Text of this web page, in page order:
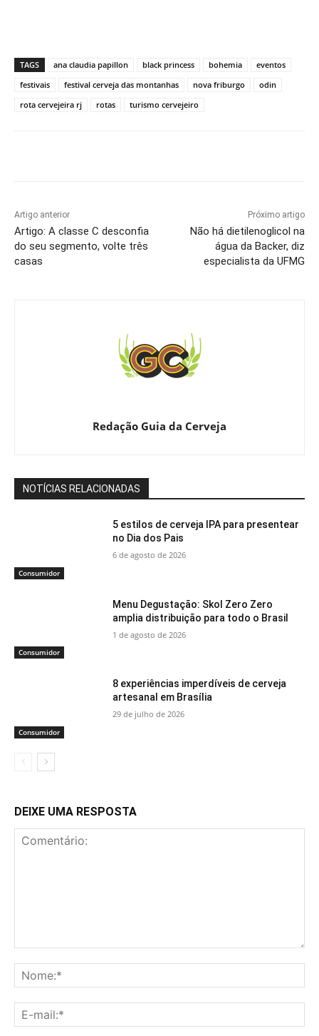
TAGS ana claudia papillon black princess bohemia
eventos
festivais
festival cerveja das montanhas nova friburgo
odin
rota cervejeira rj
rotas turismo cervejeiro
Artigo anterior
Artigo: A classe C desconfia
do seu segmento, volte três
casas
Próximo artigo
Não há dietilenoglicol na
água da Backer, diz
especialista da UFMG
Redação Guia da Cerveja
NOTÍCIAS RELACIONADAS
Consumidor
5 estilos de cerveja IPA para presentear
no Dia dos Pais
6 de agosto de 2026
Consumidor
Menu Degustação: Skol Zero Zero
amplia distribuição para todo o Brasil
1 de agosto de 2026
Consumidor
8 experiências imperdíveis de cerveja
artesanal em Brasília
29 de julho de 2026
DEIXE UMA RESPOSTA